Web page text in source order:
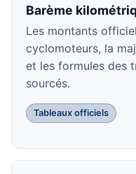
Barème
Les montants
cyclomoteurs, la
et les formules des
sourcés.
Tableaux officiels